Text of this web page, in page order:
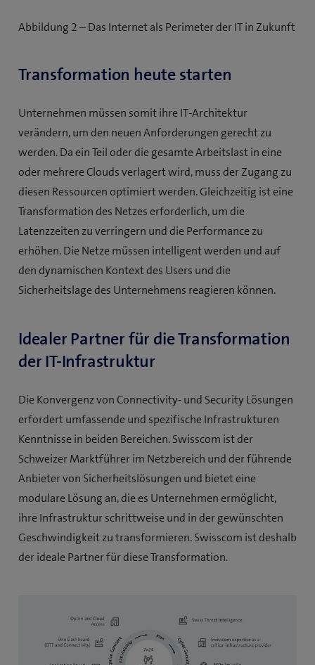
Abbildung 2 – Das Internet als Perimeter der IT in Zukunft
Transformation heute starten
Unternehmen müssen somit ihre IT-Architektur
verändern, um den neuen Anforderungen gerecht zu
werden. Da ein Teil oder die gesamte Arbeitslast in eine
oder mehrere Clouds verlagert wird, muss der Zugang zu
diesen Ressourcen optimiert werden. Gleichzeitig ist eine
Transformation des Netzes erforderlich, um die
Latenzzeiten zu verringern und die Performance zu
erhöhen. Die Netze müssen intelligent werden und auf
den dynamischen Kontext des Users und die
Sicherheitslage des Unternehmens reagieren können.
Idealer Partner für die Transformation
der IT-Infrastruktur
Die Konvergenz von Connectivity- und Security Lösungen
erfordert umfassende und spezifische Infrastrukturen
Kenntnisse in beiden Bereichen. Swisscom ist der
Schweizer Marktführer im Netzbereich und der führende
Anbieter von Sicherheitslösungen und bietet eine
modulare Lösung an, die es Unternehmen ermöglicht,
ihre Infrastruktur schrittweise und in der gewünschten
Geschwindigkeit zu transformieren. Swisscom ist deshalb
der ideale Partner für diese Transformation.